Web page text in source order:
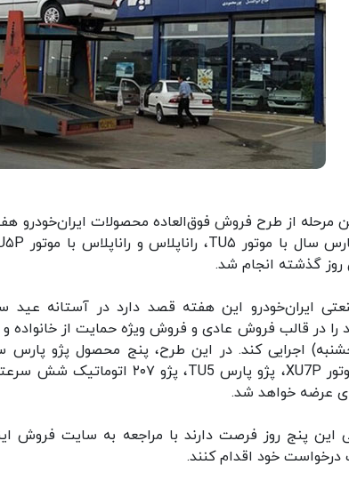
از طرح فروش فوق‌العاده محصولات ایران‌خودرو
گذشته انجام شد.
ایران‌خودرو این هفته قصد دارد در آستانه
در قالب فروش عادی و فروش ویژه حمایت از خانواده
عرضه خواهد شد.
خود اقدام کنند.